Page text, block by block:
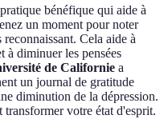
bénéfique qui aide à
un moment pour noter
Cela aide à
à diminuer les pensées
de Californie a
un journal de gratitude
diminution de la dépression.
transformer votre état d'esprit.